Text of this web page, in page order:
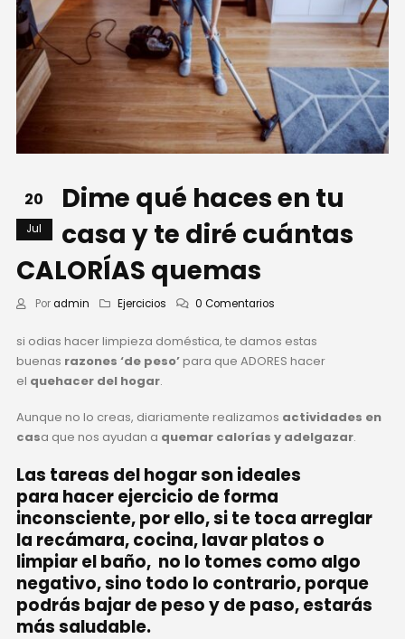
20
Jul
Dime qué haces en tu
casa y te diré cuántas
CALORÍAS quemas
Por admin Ejercicios 0 Comentarios
si odias hacer limpieza doméstica, te damos estas
buenas razones ‘de peso’para que ADORES hacer
el quehacer del hogar.
Aunque no lo creas, diariamente realizamos actividades en
casa que nos ayudan a quemar calorías y adelgazar.
Las tareas del hogarson ideales
para hacer ejercicio de forma
inconsciente, por ello, si te toca arreglar
la recámara, cocina, lavar platos o
limpiar el baño, no lo tomes como algo
negativo, sino todo lo contrario, porque
podrás bajar de peso y de paso, estarás
más saludable.